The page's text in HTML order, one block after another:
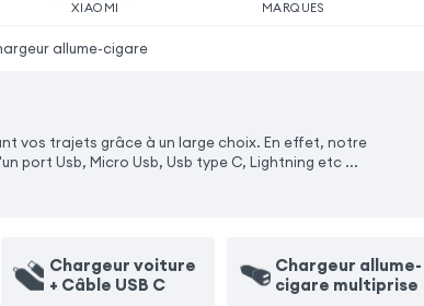
XIAOMI MARQUES
allume-cigare
vos trajets grâce à un large choix. En effet, notre
port Usb, Micro Usb, Usb type C, Lightning etc ...
Chargeur voiture
+ Câble USB C
Chargeur allume-
cigare multiprise